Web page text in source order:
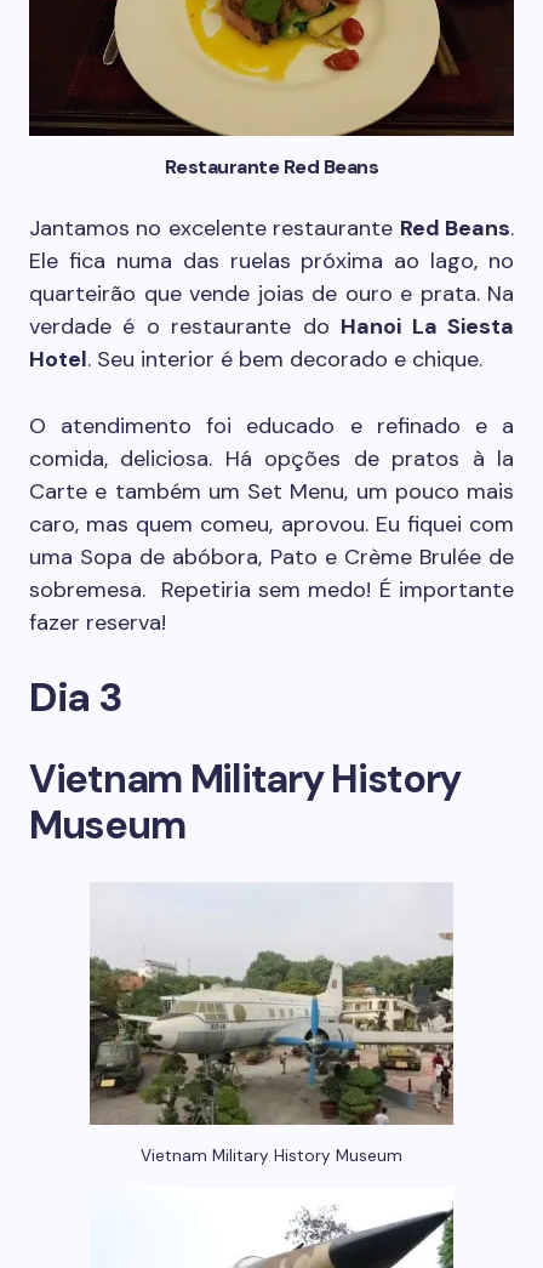
Restaurante Red Beans
Jantamos no excelente restaurante Red Beans.
Ele fica numa das ruelas próxima ao lago, no
quarteirão que vende joias de ouro e prata. Na
verdade é o restaurante do Hanoi La Siesta
Hotel. Seu interior é bem decorado e chique.
O atendimento foi educado e refinado e a
comida, deliciosa. Há opções de pratos à la
Carte e também um Set Menu, um pouco mais
caro, mas quem comeu, aprovou. Eu fiquei com
uma Sopa de abóbora, Pato e Crème Brulée de
sobremesa. Repetiria sem medo! É importante
fazer reserva!
Dia 3
Vietnam Military History
Museum
Vietnam Military History Museum